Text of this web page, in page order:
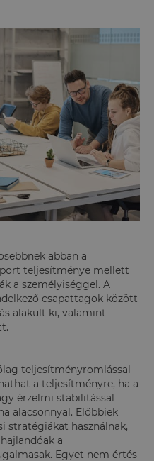
abban a
teljesítménye mellett
a személyiséggel. A
csapattagok között
alakult ki, valamint
teljesítményromlással
a teljesítményre, ha a
érzelmi stabilitással
alacsonnyal. Előbbiek
stratégiákat használnak,
a
Egyet nem értés